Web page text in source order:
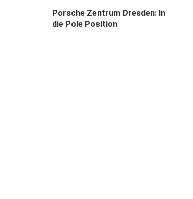
Porsche Zentrum Dresden: In
die Pole Position